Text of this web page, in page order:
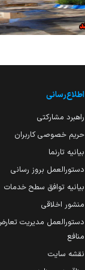
اطلاع‌رسانی
راهبرد مشارکتی
حریم خصوصی کاربران
بیانیه تارنما
دستورالعمل بروز رسانی
بیانیه توافق سطح خدمات
منشور اخلاقی
دستورالعمل مدیریت
منافع
نقشه سایت